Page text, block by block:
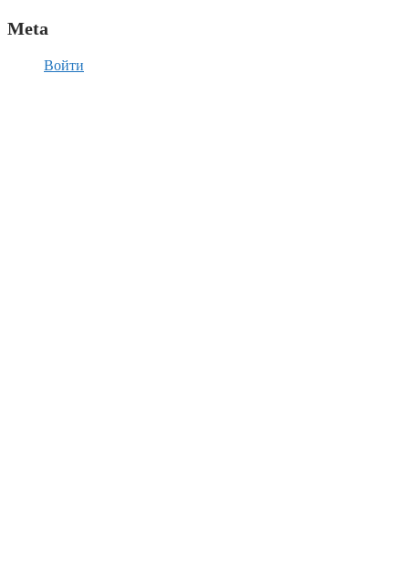
Meta
Войти